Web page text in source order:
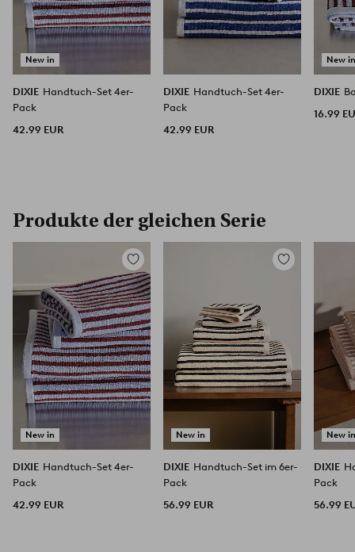
New in
DIXIE Handtuch-Set 4er-
Pack
42.99 EUR
DIXIE Handtuch-Set 4er-
Pack
42.99 EUR
New
DIXIE
16.99
Produkte der gleichen Serie
New in
Zu
Favoriten
hinzufügen
DIXIE Handtuch-Set 4er-
Pack
42.99 EUR
New in
Zu
DIXIE Handtuch-Set im 6er-
Pack
56.99 EUR
New
DIXIE
Pack
56.99